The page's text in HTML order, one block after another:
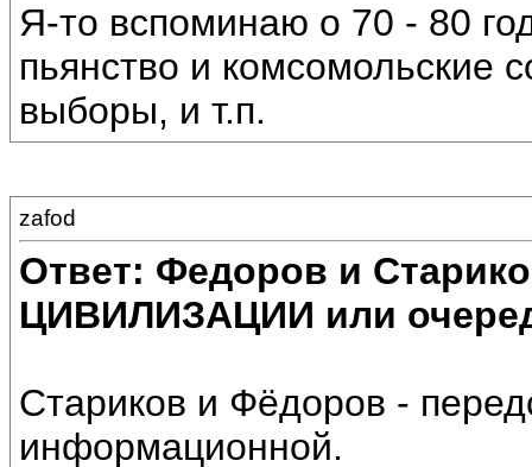
Я-то вспоминаю о 70 - 80
пьянство и комсомольские
выборы, и т.п.
zafod
Ответ: Федоров и
ЦИВИЛИЗАЦИИ или
Стариков и Фёдоров -
информационной.